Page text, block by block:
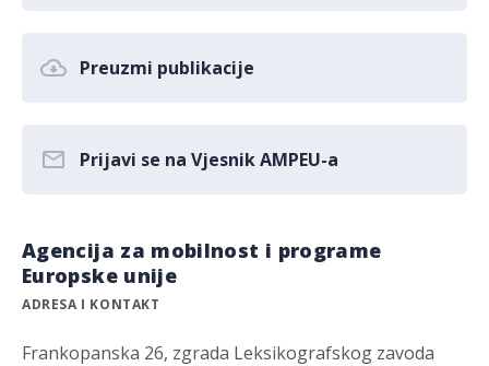
Preuzmi publikacije
Prijavi se na Vjesnik AMPEU-a
Agencija za mobilnost i programe
Europske unije
ADRESA I KONTAKT
Frankopanska 26, zgrada Leksikografskog zavoda